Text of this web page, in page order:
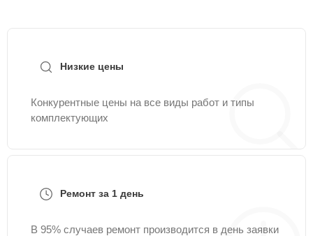
Низкие цены
Конкурентные цены на все виды работ и типы
комплектующих
Ремонт за 1 день
В 95% случаев ремонт производится в день заявки